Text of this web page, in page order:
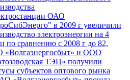
ОАО
в 2009 г увеличили
электроэнергии на 4
по сравнению с 2008 г до 82,
«Волгаэнергосбыт» и ООО
ТЭЦ» получили
субъектов оптового рынка